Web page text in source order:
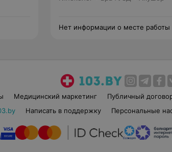
Нет информации о месте работы
Медицинский маркетинг Публичный
Написать в поддержку Персональные